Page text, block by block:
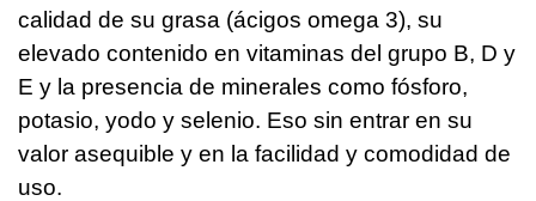
calidad de su grasa (ácigos omega 3), su
elevado contenido en vitaminas del grupo B, D y
E y la presencia de minerales como fósforo,
potasio, yodo y selenio. Eso sin entrar en su
valor asequible y en la facilidad y comodidad de
uso.